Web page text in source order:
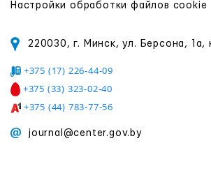
Настройки обработки файлов cookie
220030, г. Минск, ул. Берсона, 1а,
+375 (17) 226-44-09
+375 (33) 323-02-40
+375 (44) 783-77-56
journal@center.gov.by